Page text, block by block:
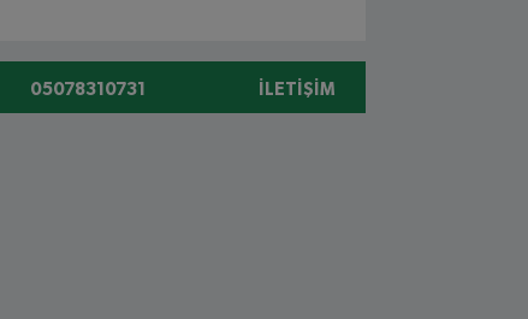
05078310731 İLETIŞIM